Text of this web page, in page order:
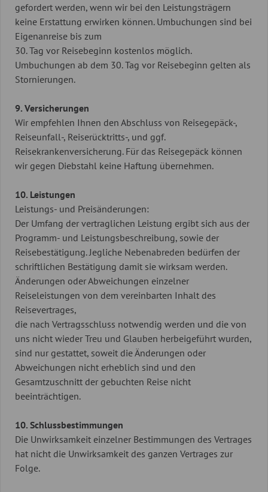
gefordert werden, wenn wir bei den Leistungsträgern
keine Erstattung erwirken können. Umbuchungen sind bei
Eigenanreise bis zum
30. Tag vor Reisebeginn kostenlos möglich.
Umbuchungen ab dem 30. Tag vor Reisebeginn gelten als
Stornierungen.
9. Versicherungen
Wir empfehlen Ihnen den Abschluss von Reisegepäck-,
Reiseunfall-, Reiserücktritts-, und ggf.
Reisekrankenversicherung. Für das Reisegepäck können
wir gegen Diebstahl keine Haftung übernehmen.
10. Leistungen
Leistungs- und Preisänderungen:
Der Umfang der vertraglichen Leistung ergibt sich aus der
Programm- und Leistungsbeschreibung, sowie der
Reisebestätigung. Jegliche Nebenabreden bedürfen der
schriftlichen Bestätigung damit sie wirksam werden.
Änderungen oder Abweichungen einzelner
Reiseleistungen von dem vereinbarten Inhalt des
Reisevertrages,
die nach Vertragsschluss notwendig werden und die von
uns nicht wieder Treu und Glauben herbeigeführt wurden,
sind nur gestattet, soweit die Änderungen oder
Abweichungen nicht erheblich sind und den
Gesamtzuschnitt der gebuchten Reise nicht
beeinträchtigen.
10. Schlussbestimmungen
Die Unwirksamkeit einzelner Bestimmungen des Vertrages
hat nicht die Unwirksamkeit des ganzen Vertrages zur
Folge.